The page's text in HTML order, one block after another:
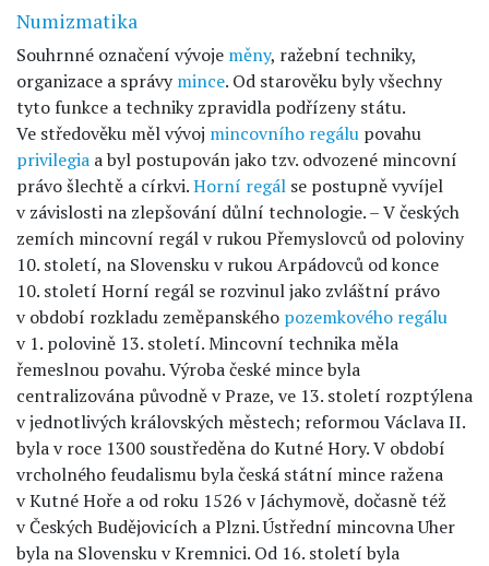
Numizmatika
Souhrnné označení vývoje měny, ražební techniky,
organizace a správymince. Od starověku byly všechny
tyto funkce a techniky zpravidla podřízeny státu.
Ve středověku měl vývoj mincovního regálu povahu
privilegia a byl postupován jako tzv. odvozené mincovní
právo šlechtě a církvi.Horní regál se postupně vyvíjel
v závislosti na zlepšování důlní technologie. – V českých
zemích mincovní regál v rukou Přemyslovců od poloviny
10. století, na Slovensku v rukou Arpádovců od konce
10. století Horní regál se rozvinul jako zvláštní právo
v období rozkladu zeměpanského pozemkového regálu
v 1. polovině 13. století. Mincovní technika měla
řemeslnou povahu. Výroba české mince byla
centralizována původně v Praze, ve 13. století rozptýlena
v jednotlivých královských městech; reformou Václava II.
byla v roce 1300 soustředěna do Kutné Hory. V období
vrcholného feudalismu byla česká státní mince ražena
v Kutné Hoře a od roku 1526 v Jáchymově, dočasně též
v Českých Budějovicích a Plzni. Ústřední mincovna Uher
byla na Slovensku v Kremnici. Od 16. století byla